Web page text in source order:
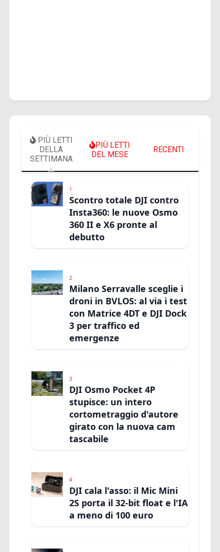
PIÙ LETTI
DELLA
SETTIMANA
PIÙ LETTI
DEL MESE
RECENTI
1
Scontro totale DJI contro
Insta360: le nuove Osmo
360 II e X6 pronte al
debutto
2
Milano Serravalle sceglie i
droni in BVLOS: al via i test
con Matrice 4DT e DJI Dock
3 per traffico ed
emergenze
3
DJI Osmo Pocket 4P
stupisce: un intero
cortometraggio d'autore
girato con la nuova cam
tascabile
4
DJI cala l'asso: il Mic Mini
2S porta il 32-bit float e l'IA
a meno di 100 euro